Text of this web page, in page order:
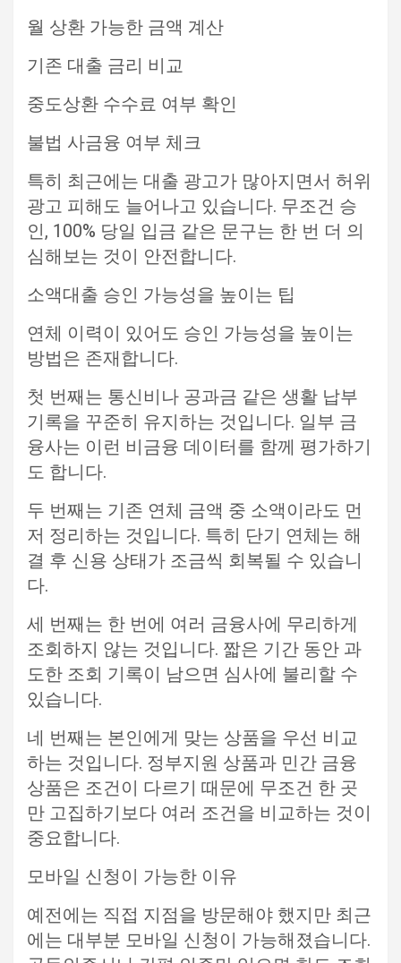
월 상환 가능한 금액 계산
기존 대출 금리 비교
중도상환 수수료 여부 확인
불법 사금융 여부 체크
특히 최근에는 대출 광고가 많아지면서 허위
광고 피해도 늘어나고 있습니다. 무조건 승
인, 100% 당일 입금 같은 문구는 한 번 더 의
심해보는 것이 안전합니다.
소액대출 승인 가능성을 높이는 팁
연체 이력이 있어도 승인 가능성을 높이는
방법은 존재합니다.
첫 번째는 통신비나 공과금 같은 생활 납부
기록을 꾸준히 유지하는 것입니다. 일부 금
융사는 이런 비금융 데이터를 함께 평가하기
도 합니다.
두 번째는 기존 연체 금액 중 소액이라도 먼
저 정리하는 것입니다. 특히 단기 연체는 해
결 후 신용 상태가 조금씩 회복될 수 있습니
다.
세 번째는 한 번에 여러 금융사에 무리하게
조회하지 않는 것입니다. 짧은 기간 동안 과
도한 조회 기록이 남으면 심사에 불리할 수
있습니다.
네 번째는 본인에게 맞는 상품을 우선 비교
하는 것입니다. 정부지원 상품과 민간 금융
상품은 조건이 다르기 때문에 무조건 한 곳
만 고집하기보다 여러 조건을 비교하는 것이
중요합니다.
모바일 신청이 가능한 이유
예전에는 직접 지점을 방문해야 했지만 최근
에는 대부분 모바일 신청이 가능해졌습니다.